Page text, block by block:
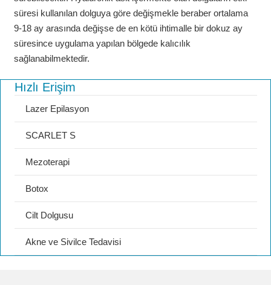
süresi kullanılan dolguya göre değişmekle beraber ortalama
9-18 ay arasında değişse de en kötü ihtimalle bir dokuz ay
süresince uygulama yapılan bölgede kalıcılık
sağlanabilmektedir.
Hızlı Erişim
Lazer Epilasyon
SCARLET S
Mezoterapi
Botox
Cilt Dolgusu
Akne ve Sivilce Tedavisi